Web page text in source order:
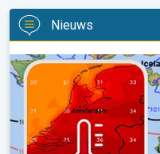
Nieuws
Later opnieuw tot 35